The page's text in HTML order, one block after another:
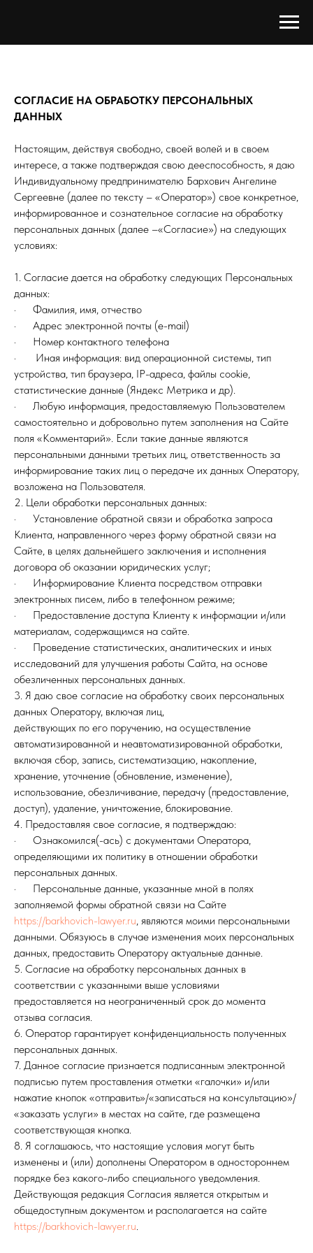
СОГЛАСИЕ НА ОБРАБОТКУ ПЕРСОНАЛЬНЫХ
ДАННЫХ
Настоящим, действуя свободно, своей волей и в своем
интересе, а также подтверждая свою дееспособность, я даю
Индивидуальному предпринимателю Бархович Ангелине
Сергеевне (далее по тексту – «Оператор») свое конкретное,
информированное и сознательное согласие на обработку
персональных данных (далее –«Согласие») на следующих
условиях:
1. Согласие дается на обработку следующих Персональных
данных:
· Фамилия, имя, отчество
· Адрес электронной почты (e-mail)
· Номер контактного телефона
· Иная информация: вид операционной системы, тип
устройства, тип браузера, IP-адреса, файлы cookie,
статистические данные (Яндекс Метрика и др).
· Любую информация, предоставляемую Пользователем
самостоятельно и добровольно путем заполнения на Сайте
поля «Комментарий». Если такие данные являются
персональными данными третьих лиц, ответственность за
информирование таких лиц о передаче их данных Оператору,
возложена на Пользователя.
2. Цели обработки персональных данных:
· Установление обратной связи и обработка запроса
Клиента, направленного через форму обратной связи на
Сайте, в целях дальнейшего заключения и исполнения
договора об оказании юридических услуг;
· Информирование Клиента посредством отправки
электронных писем, либо в телефонном режиме;
· Предоставление доступа Клиенту к информации и/или
материалам, содержащимся на сайте.
· Проведение статистических, аналитических и иных
исследований для улучшения работы Сайта, на основе
обезличенных персональных данных.
3. Я даю свое согласие на обработку своих персональных
данных Оператору, включая лиц,
действующих по его поручению, на осуществление
автоматизированной и неавтоматизированной обработки,
включая сбор, запись, систематизацию, накопление,
хранение, уточнение (обновление, изменение),
использование, обезличивание, передачу (предоставление,
доступ), удаление, уничтожение, блокирование.
4. Предоставляя свое согласие, я подтверждаю:
· Ознакомился(-ась) с документами Оператора,
определяющими их политику в отношении обработки
персональных данных.
· Персональные данные, указанные мной в полях
заполняемой формы обратной связи на Сайте
https://barkhovich-lawyer.ru, являются моими персональными
данными. Обязуюсь в случае изменения моих персональных
данных, предоставить Оператору актуальные данные.
5. Согласие на обработку персональных данных в
соответствии с указанными выше условиями
предоставляется на неограниченный срок до момента
отзыва согласия.
6. Оператор гарантирует конфиденциальность полученных
персональных данных.
7. Данное согласие признается подписанным электронной
подписью путем проставления отметки «галочки» и/или
нажатие кнопок «отправить»/«записаться на консультацию»/
«заказать услуги» в местах на сайте, где размещена
соответствующая кнопка.
8. Я соглашаюсь, что настоящие условия могут быть
изменены и (или) дополнены Оператором в одностороннем
порядке без какого-либо специального уведомления.
Действующая редакция Согласия является открытым и
общедоступным документом и располагается на сайте
https://barkhovich-lawyer.ru.